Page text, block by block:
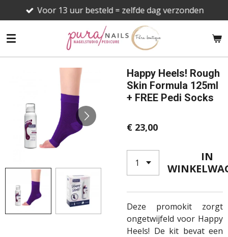
direct
naar
hoofdinhoud
Voor 13 uur besteld = zelfde dag verzonden
Happy Heels! Rough
Skin Formula 125ml
+ FREE Pedi Socks
€ 23,00
IN
Deze promokit zorgt
ongetwijfeld voor Happy
Heels! De kit bevat een